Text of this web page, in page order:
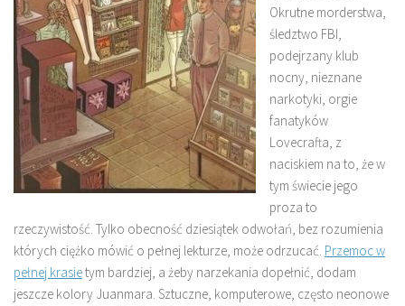
Okrutne morderstwa,
śledztwo FBI,
podejrzany klub
nocny, nieznane
narkotyki, orgie
fanatyków
Lovecrafta, z
naciskiem na to, że w
tym świecie jego
proza to
rzeczywistość. Tylko obecność dziesiątek odwołań, bez rozumienia
których ciężko mówić o pełnej lekturze, może odrzucać. Przemoc w
pełnej krasietym bardziej, a żeby narzekania dopełnić, dodam
jeszcze kolory Juanmara. Sztuczne, komputerowe, często neonowe